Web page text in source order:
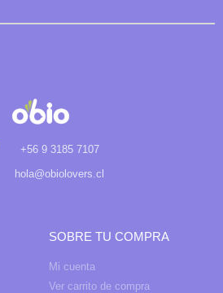
+56 9 3185 7107
hola@obiolovers.cl
SOBRE TU COMPRA
Mi cuenta
Ver carrito de compra